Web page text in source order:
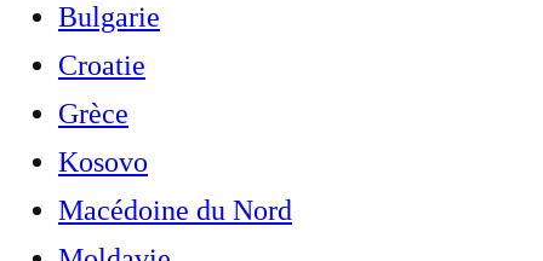
Bulgarie
Croatie
Grèce
Kosovo
Macédoine du Nord